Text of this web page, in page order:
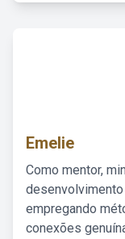
Emelie
Como mentor,
empregando
conexões